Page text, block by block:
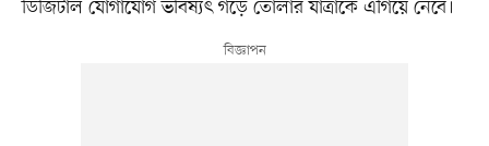
ডিজিটাল যোগাযোগ ভবিষ্যৎ গড়ে তোলার যাত্রাকে এগিয়ে নেবে।